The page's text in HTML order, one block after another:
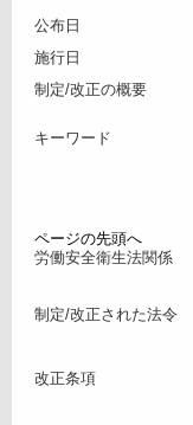
公布日
施行日
制定/改正の概要
キーワード
ページの先頭へ
労働安全衛生法関係
制定/改正された法令
改正条項